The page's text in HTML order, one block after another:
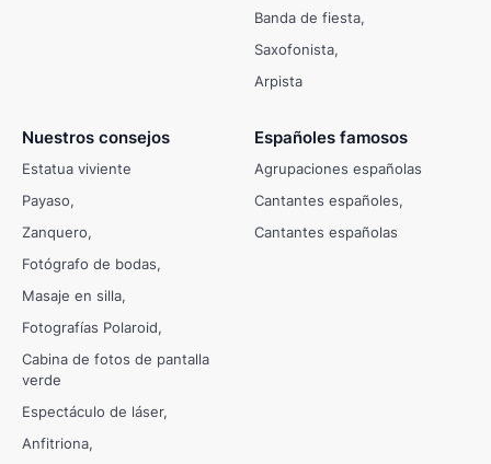
Banda de fiesta
Saxofonista
Arpista
Nuestros consejos
Estatua viviente
Payaso
Zanquero
Fotógrafo de bodas
Masaje en silla
Fotografías Polaroid
Cabina de fotos de pantalla
verde
Espectáculo de láser
Anfitriona
Españoles famosos
Agrupaciones españolas
Cantantes españoles
Cantantes españolas